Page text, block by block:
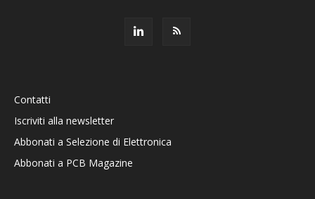
Contatti
Iscriviti alla newsletter
Abbonati a Selezione di Elettronica
Abbonati a PCB Magazine